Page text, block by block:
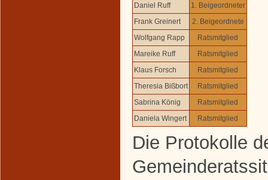
Daniel Ruff
1. Beigeordneter
Frank Greinert
2. Beigeordnete
Wolfgang Rapp
Ratsmitglied
Mareike Ruff
Ratsmitglied
Klaus Forsch
Ratsmitglied
Theresia Bißbort
Ratsmitglied
Sabrina König
Ratsmitglied
Daniela Wingert
Ratsmitglied
Die Protokolle